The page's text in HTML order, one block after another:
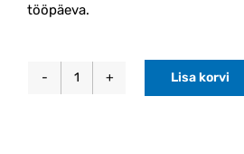
tööpäeva.
Diisli
Lisa korvi